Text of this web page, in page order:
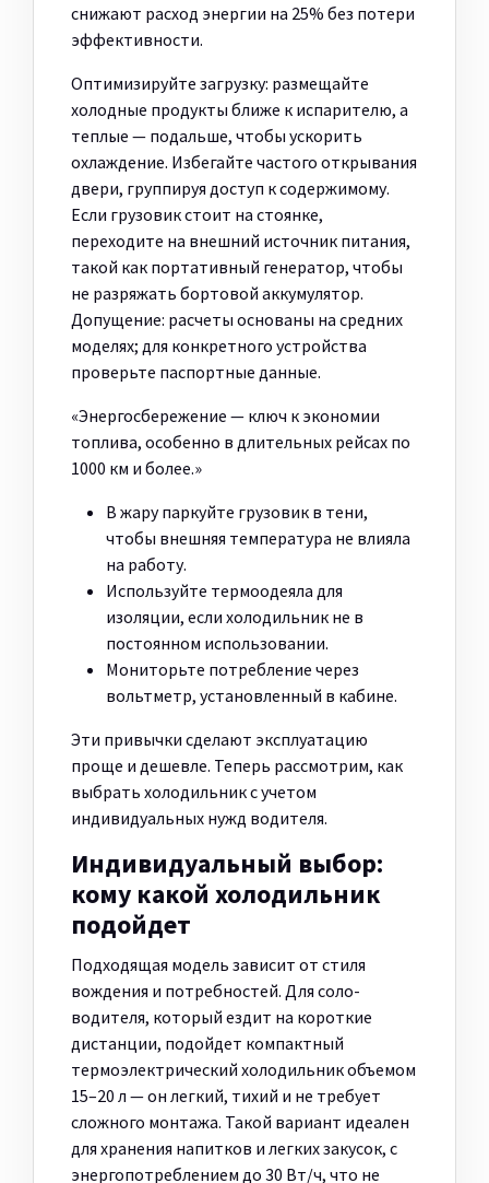
снижают расход энергии на 25% без потери
эффективности.
Оптимизируйте загрузку: размещайте
холодные продукты ближе к испарителю, а
теплые — подальше, чтобы ускорить
охлаждение. Избегайте частого открывания
двери, группируя доступ к содержимому.
Если грузовик стоит на стоянке,
переходите на внешний источник питания,
такой как портативный генератор, чтобы
не разряжать бортовой аккумулятор.
Допущение: расчеты основаны на средних
моделях; для конкретного устройства
проверьте паспортные данные.
«Энергосбережение — ключ к экономии
топлива, особенно в длительных рейсах по
1000 км и более.»
В жару паркуйте грузовик в тени,
чтобы внешняя температура не влияла
на работу.
Используйте термоодеяла для
изоляции, если холодильник не в
постоянном использовании.
Мониторьте потребление через
вольтметр, установленный в кабине.
Эти привычки сделают эксплуатацию
проще и дешевле. Теперь рассмотрим, как
выбрать холодильник с учетом
индивидуальных нужд водителя.
Индивидуальный выбор:
кому какой холодильник
подойдет
Подходящая модель зависит от стиля
вождения и потребностей. Для соло-
водителя, который ездит на короткие
дистанции, подойдет компактный
термоэлектрический холодильник объемом
15–20 л — он легкий, тихий и не требует
сложного монтажа. Такой вариант идеален
для хранения напитков и легких закусок, с
энергопотреблением до 30 Вт/ч, что не